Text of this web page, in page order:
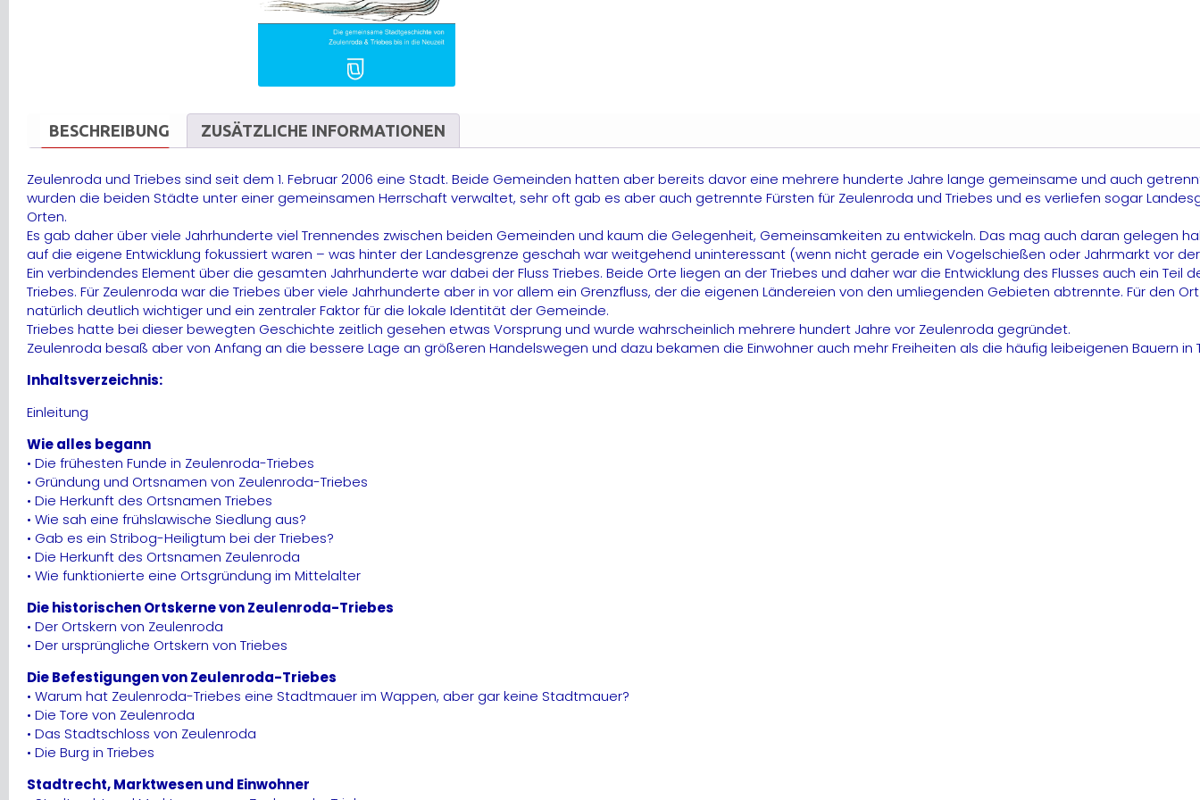
BESCHREIBUNG ZUSÄTZLICHE INFORMATIONEN
Zeulenroda und Triebes sind seit dem 1. Februar 2006 eine Stadt. Beide Gemeinden hatten aber bereits davor eine mehrere hunderte Jahre lange gemeinsame und auch
wurden die beiden Städte unter einer gemeinsamen Herrschaft verwaltet, sehr oft gab es aber auch getrennte Fürsten für Zeulenroda und Triebes und es verliefen sogar
Orten.
Es gab daher über viele Jahrhunderte viel Trennendes zwischen beiden Gemeinden und kaum die Gelegenheit, Gemeinsamkeiten zu entwickeln. Das mag auch daran gelegen
auf die eigene Entwicklung fokussiert waren – was hinter der Landesgrenze geschah war weitgehend uninteressant (wenn nicht gerade ein Vogelschießen oder Jahrmarkt vor
Ein verbindendes Element über die gesamten Jahrhunderte war dabei der Fluss Triebes. Beide Orte liegen an der Triebes und daher war die Entwicklung des Flusses auch ein Teil
Triebes. Für Zeulenroda war die Triebes über viele Jahrhunderte aber in vor allem ein Grenzfluss, der die eigenen Ländereien von den umliegenden Gebieten abtrennte. Für den
natürlich deutlich wichtiger und ein zentraler Faktor für die lokale Identität der Gemeinde.
Triebes hatte bei dieser bewegten Geschichte zeitlich gesehen etwas Vorsprung und wurde wahrscheinlich mehrere hundert Jahre vor Zeulenroda gegründet.
Zeulenroda besaß aber von Anfang an die bessere Lage an größeren Handelswegen und dazu bekamen die Einwohner auch mehr Freiheiten als die häufig leibeigenen Bauern in
Inhaltsverzeichnis:
Einleitung
Wie alles begann
• Die frühesten Funde in Zeulenroda-Triebes
• Gründung und Ortsnamen von Zeulenroda-Triebes
• Die Herkunft des Ortsnamen Triebes
• Wie sah eine frühslawische Siedlung aus?
• Gab es ein Stribog-Heiligtum bei der Triebes?
• Die Herkunft des Ortsnamen Zeulenroda
• Wie funktionierte eine Ortsgründung im Mittelalter
Die historischen Ortskerne von Zeulenroda-Triebes
• Der Ortskern von Zeulenroda
• Der ursprüngliche Ortskern von Triebes
Die Befestigungen von Zeulenroda-Triebes
• Warum hat Zeulenroda-Triebes eine Stadtmauer im Wappen, aber gar keine Stadtmauer?
• Die Tore von Zeulenroda
• Das Stadtschloss von Zeulenroda
• Die Burg in Triebes
Stadtrecht, Marktwesen und Einwohner